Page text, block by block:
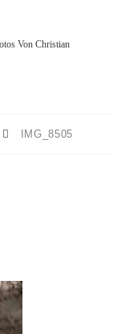
Von Christian
IMG_8505